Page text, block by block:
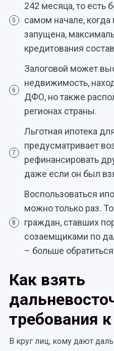
5
242 месяца, то есть
самом начале,
запущена,
кредитования
6
Залоговой может
недвижимость,
ДФО, но также
регионах страны.
7
Льготная ипотека
предусматривает
рефинансировать
даже если он был
8
Воспользоваться
можно только раз.
граждан, ставших
созаемщиками по
– больше
Как взять
требования
В круг лиц, кому дают